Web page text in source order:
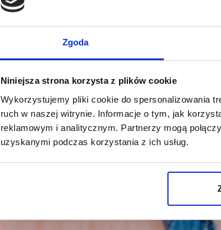
Zgoda
Niniejsza strona korzysta z plików cookie
Wykorzystujemy pliki cookie do spersonalizowania
ruch w naszej witrynie. Informacje o tym, jak
reklamowym i analitycznym. Partnerzy mogą
uzyskanymi podczas korzystania z ich usług.